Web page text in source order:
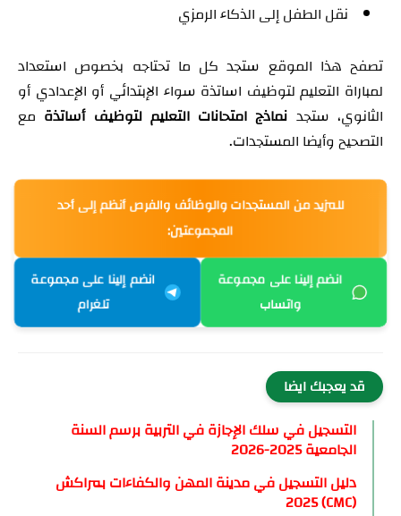
نقل الطفل إلى الذكاء الرمزي
تصفح هذا الموقع ستجد كل ما تحتاجه بخصوص استعداد
لمباراة التعليم لتوظيف اساتذة سواء الإبتدائي أو الإعدادي أو
الثانوي، ستجد نماذج امتحانات التعليم لتوظيف أساتذة مع
التصحيح وأيضا المستجدات.
للمزيد من المستجدات والوظائف والفرص أنظم إلى أحد
المجموعتين:
انضم إلينا على مجموعة
واتساب
انضم إلينا على مجموعة
تلغرام
قد يعجبك ايضا
التسجيل في سلك الإجازة في التربية برسم السنة
الجامعية 2025-2026
دليل التسجيل في مدينة المهن والكفاءات بمراكش
(CMC) 2025